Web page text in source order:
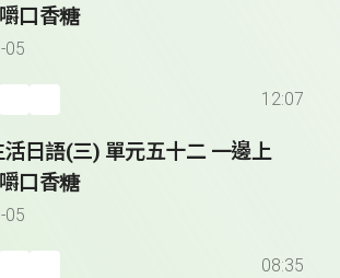
口香糖
05
12:07
日語(三) 單元五十二 一邊上
口香糖
05
08:35